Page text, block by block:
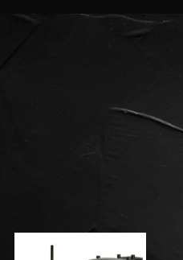
ציוד חדיש מקצועי ואמין